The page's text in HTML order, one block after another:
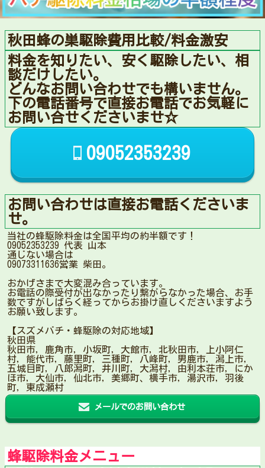
秋田蜂の巣駆除費用比較/料金激安
料金を知りたい、安く駆除したい、相
談だけしたい。
どんなお問い合わせでも構いません。
下の電話番号で直接お電話でお気軽に
お問い合せくださいませ☆
09052353239
お問い合わせは直接お電話くださいま
せ。
当社の蜂駆除料金は全国平均の約半額です！
09052353239 代表 山本
通じない場合は
09073311636営業 柴田。
おかげさまで大変混み合っています。
お電話の際受付が出なかったり繋がらなかった場合、お手
数ですがしばらく経ってからお掛け直しくださいますよう
お願い致します。
【スズメバチ・蜂駆除の対応地域】
秋田県
秋田市，鹿角市，小坂町，大館市，北秋田市，上小阿仁
村，能代市，藤里町，三種町，八峰町，男鹿市，潟上市，
五城目町，八郎潟町，井川町，大潟村，由利本荘市，にか
ほ市，大仙市，仙北市，美郷町、横手市，湯沢市，羽後
町，東成瀬村
メールでのお問い合わせ
蜂駆除料金メニュー